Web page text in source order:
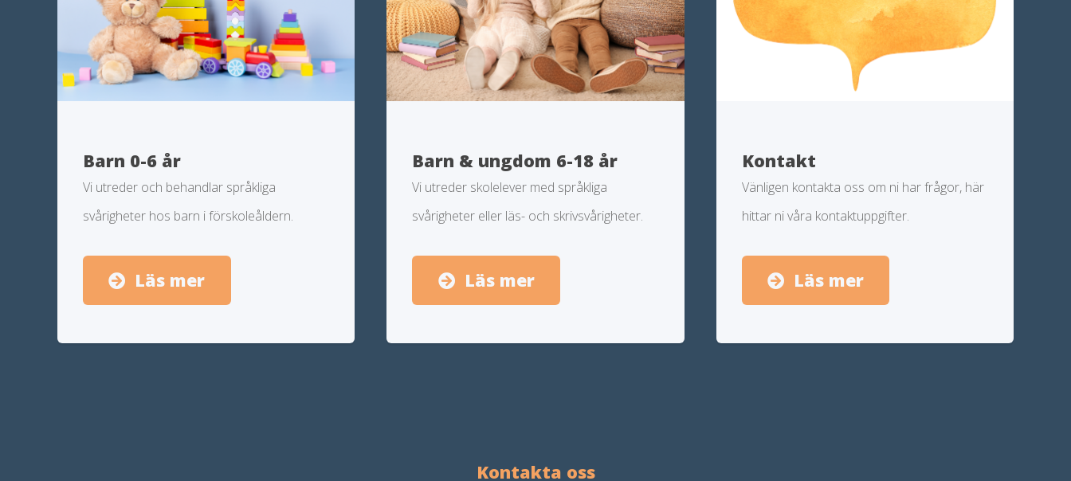
Barn 0-6 år
Vi utreder och behandlar språkliga
svårigheter hos barn i förskoleåldern.
Läs mer
Barn & ungdom 6-18 år
Vi utreder skolelever med språkliga
svårigheter eller läs- och skrivsvårigheter.
Läs mer
Kontakt
Vänligen kontakta oss om ni har frågor, här
hittar ni våra kontaktuppgifter.
Läs mer
Kontakta oss